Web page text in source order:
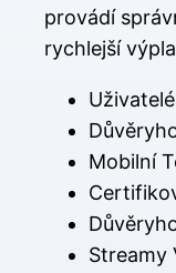
provádí
rychlejší
Mobilní
Streamy